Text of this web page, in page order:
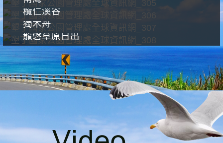
欖仁溪谷
獨木舟
龍磐草原日出